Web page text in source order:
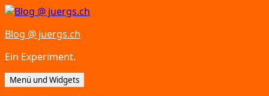
Zum
springen
Blog @ juergs.ch
Ein Experiment.
Menü und Widgets